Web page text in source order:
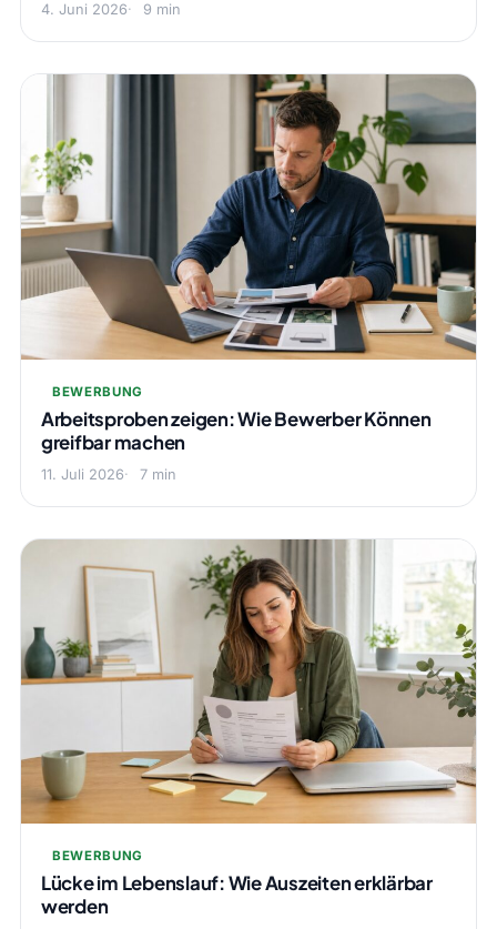
4. Juni 2026 9 min
BEWERBUNG
Arbeitsproben zeigen: Wie Bewerber Können
greifbar machen
11. Juli 2026 7 min
BEWERBUNG
Lücke im Lebenslauf: Wie Auszeiten erklärbar
werden